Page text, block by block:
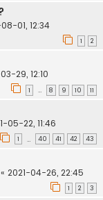
01, 12:34
1 2
29, 12:10
1 … 8 9 10 11
05-22, 11:46
1 … 40 41 42 43
« 2021-04-26, 22:45
1 2 3